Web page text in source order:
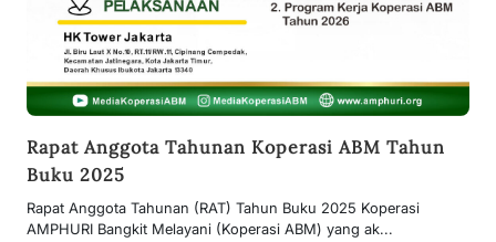
Rapat Anggota Tahunan Koperasi ABM Tahun
Buku 2025
Rapat Anggota Tahunan (RAT) Tahun Buku 2025 Koperasi
AMPHURI Bangkit Melayani (Koperasi ABM) yang ak...